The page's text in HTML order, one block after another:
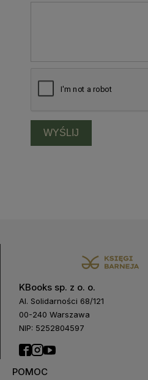
WYŚLIJ
POMOC
KBooks sp. z o. o.
Al. Solidarności 68/121
00-240 Warszawa
NIP: 5252804597